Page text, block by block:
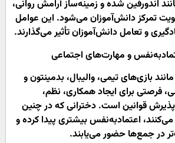
اندورفین شده و زمینه‌ساز آرامش روانی،
تمرکز دانش‌آموزان می‌شود. این عوامل
و تعامل دانش‌آموزان تأثیر می‌گذارند.
و مهارت‌های اجتماعی
بازی‌های تیمی، والیبال، بدمینتون و
فرصتی برای ایجاد همکاری، نظم،
قوانین است. دخترانی که در چنین
اعتمادبه‌نفس بیشتری پیدا کرده و
در جمع‌ها حضور می‌یابند.